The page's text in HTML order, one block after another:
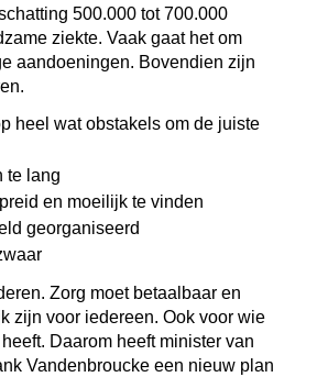
500.000 tot 700.000
ziekte. Vaak gaat het om
aandoeningen. Bovendien zijn
heel wat obstakels om de juiste
te lang
en moeilijk te vinden
georganiseerd
Zorg moet betaalbaar en
zijn voor iedereen. Ook voor wie
Daarom heeft minister van
Vandenbroucke een nieuw plan